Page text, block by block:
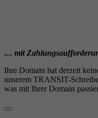
… mit
Ihre Domain hat derzeit
unserem TRANSIT-
was mit Ihrer Domain